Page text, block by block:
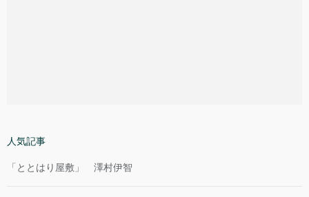
人気記事
「ととはり屋敷」 澤村伊智